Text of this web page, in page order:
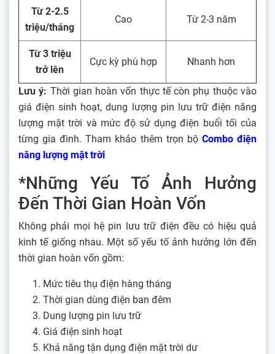
Từ 2-2.5
triệu/tháng
Cao Từ 2-3 năm
Từ 3 triệu
trở lên
Cực kỳ phù hợp Nhanh hơn
Lưu ý: Thời gian hoàn vốn thực tế còn phụ thuộc vào
giá điện sinh hoạt, dung lượng pin lưu trữ điện năng
lượng mặt trời và mức độ sử dụng điện buổi tối của
từng gia đình. Tham khảo thêm trọn bộ Combo điện
năng lượng mặt trời
*Những Yếu Tố Ảnh Hưởng
Đến Thời Gian Hoàn Vốn
Không phải mọi hệ pin lưu trữ điện đều có hiệu quả
kinh tế giống nhau. Một số yếu tố ảnh hưởng lớn đến
thời gian hoàn vốn gồm:
Mức tiêu thụ điện hàng tháng
Thời gian dùng điện ban đêm
Dung lượng pin lưu trữ
Giá điện sinh hoạt
Khả năng tận dụng điện mặt trời dư